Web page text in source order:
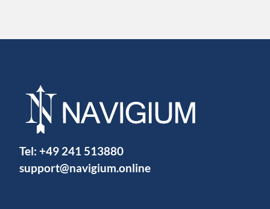
Tel: +49 241 513880
support@navigium.online